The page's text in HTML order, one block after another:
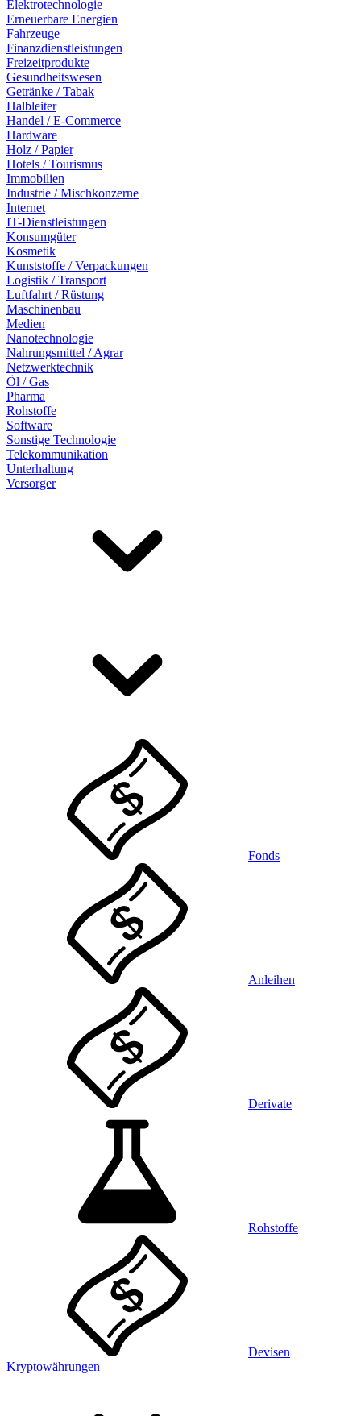
Elektrotechnologie
Erneuerbare Energien
Fahrzeuge
Finanzdienstleistungen
Freizeitprodukte
Gesundheitswesen
Getränke / Tabak
Halbleiter
Handel / E-Commerce
Hardware
Holz / Papier
Hotels / Tourismus
Immobilien
Industrie / Mischkonzerne
Internet
IT-Dienstleistungen
Konsumgüter
Kosmetik
Kunststoffe / Verpackungen
Logistik / Transport
Luftfahrt / Rüstung
Maschinenbau
Medien
Nanotechnologie
Nahrungsmittel / Agrar
Netzwerktechnik
Öl / Gas
Pharma
Rohstoffe
Software
Sonstige Technologie
Telekommunikation
Unterhaltung
Versorger
Fonds
Anleihen
Derivate
Rohstoffe
Devisen
Kryptowährungen